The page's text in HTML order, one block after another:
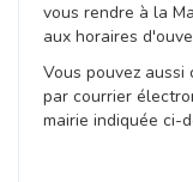
vous rendre à la
aux horaires
Vous pouvez
par courrier
mairie indiquée ci-